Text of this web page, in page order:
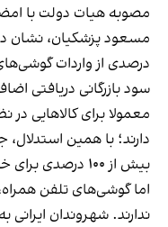
مصوبه هیات دولت با
درصدی از واردات
سود بازرگانی دریافتی
معمولا برای کالاهایی
دارند؛ با همین
بیش از ۱۰۰ درصدی برای خودروهای سواری وضع کرده است.
اما گوشی‌های تلفن
ندارند. شهروندان